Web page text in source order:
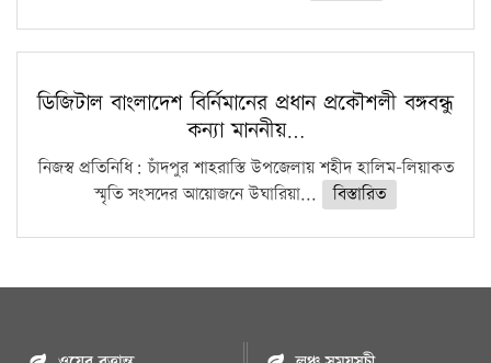
ডিজিটাল বাংলাদেশ বির্নিমানের প্রধান প্রকৌশলী বঙ্গবন্ধু
কন্যা মাননীয়…
নিজস্ব প্রতিনিধি: চাঁদপুর শাহরাস্তি উপজেলায় শহীদ হালিম-লিয়াকত
স্মৃতি সংসদের আয়োজনে উঘারিয়া...
বিস্তারিত